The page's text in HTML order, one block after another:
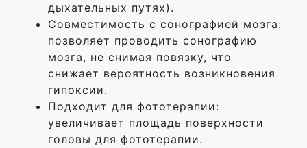
дыхательных путях).
Совместимость с сонографией мозга:
позволяет проводить сонографию
мозга, не снимая повязку, что
снижает вероятность возникновения
гипоксии.
Подходит для фототерапии:
увеличивает площадь поверхности
головы для фототерапии.